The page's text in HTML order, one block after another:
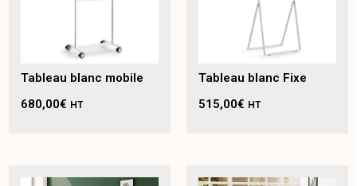
Tableau blanc mobile
680,00€ HT
Tableau blanc Fixe
515,00€ HT